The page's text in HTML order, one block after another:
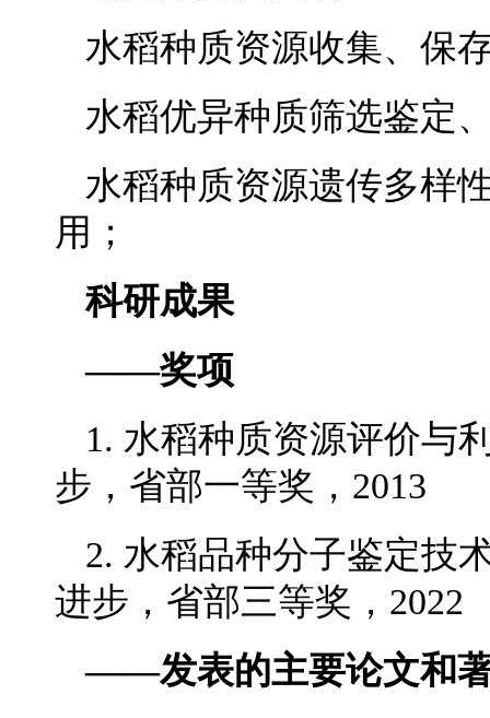
水稻种质资源收集、保
水稻优异种质筛选鉴定
水稻种质资源遗传多样
用；
科研成果
——奖项
1. 水稻种质资源评价与
步，省部一等奖，2013
2. 水稻品种分子鉴定技
进步，省部三等奖，2022
——发表的主要论文和